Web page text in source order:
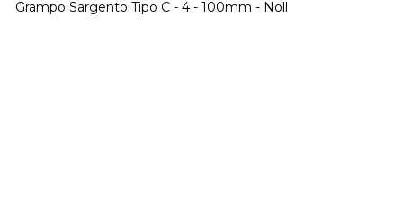
Grampo Sargento Tipo C - 4 - 100mm - Noll